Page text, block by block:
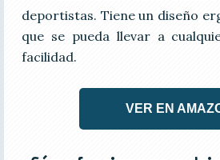
deportistas. Tiene un diseño
que se pueda llevar a
facilidad.
VER EN